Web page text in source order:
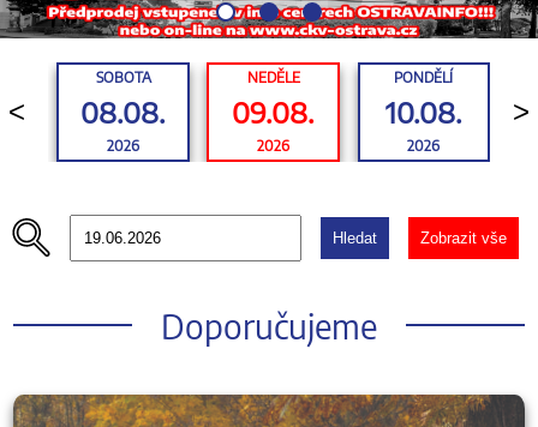
<
SOBOTA
08.08.
2026
NEDĚLE
09.08.
2026
PONDĚLÍ
10.08.
2026
>
Hledat Zobrazit vše
Doporučujeme